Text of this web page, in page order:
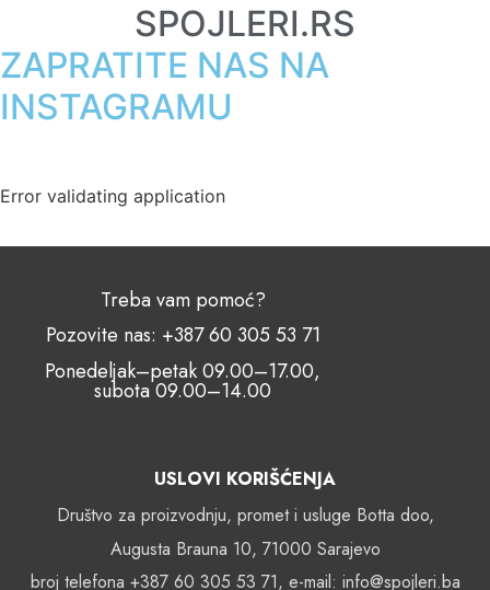
SPOJLERI.RS
ZAPRATITE NAS NA
INSTAGRAMU
Error validating application
USLOVI KORIŠĆENJA
Društvo za proizvodnju, promet i usluge Botta doo,
Augusta Brauna 10, 71000 Sarajevo
broj telefona +387 60 305 53 71, e-mail: info@spojleri.ba
Treba vam pomoć?
Pozovite nas: +387 60 305 53 71
Ponedeljak–petak 09.00–17.00,
subota 09.00–14.00